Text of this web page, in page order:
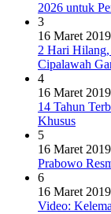
2026 untuk
3
16 Maret 2019
2 Hari Hilang,
Cipalawah
4
16 Maret 2019
14 Tahun
Khusus
5
16 Maret 2019
Prabowo
6
16 Maret 2019
Video: